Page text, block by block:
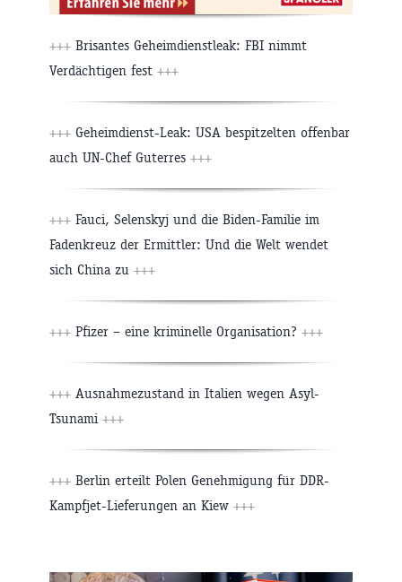
+++ Brisantes Geheimdienstleak: FBI nimmt
Verdächtigen fest +++
+++ Geheimdienst-Leak: USA bespitzelten offenbar
auch UN-Chef Guterres +++
+++ Fauci, Selenskyj und die Biden-Familie im
Fadenkreuz der Ermittler: Und die Welt wendet
sich China zu +++
+++ Pfizer – eine kriminelle Organisation? +++
+++ Ausnahmezustand in Italien wegen Asyl-
Tsunami +++
+++ Berlin erteilt Polen Genehmigung für DDR-
Kampfjet-Lieferungen an Kiew +++